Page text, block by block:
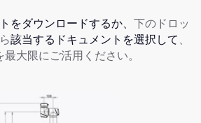
をダウンロードするか、 下のドロッ
該当するドキュメントを選択して
大限にご活用ください。